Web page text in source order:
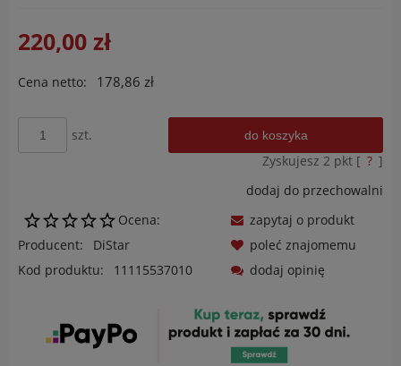
220,00 zł
Cena netto: 178,86 zł
szt. do koszyka
Zyskujesz 2 pkt [ ? ]
dodaj do przechowalni
Ocena:
Producent:
DiStar
Kod produktu:
11115537010
zapytaj o produkt
poleć znajomemu
dodaj opinię